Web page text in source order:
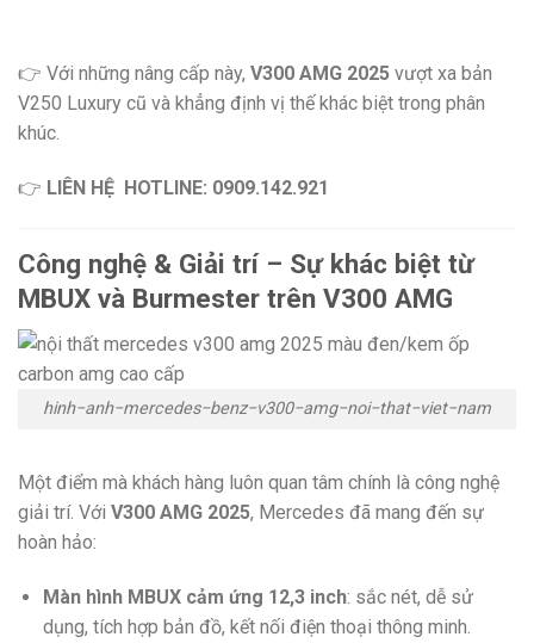
👉 Với những nâng cấp này, V300 AMG 2025 vượt xa bản
V250 Luxury cũ và khẳng định vị thế khác biệt trong phân
khúc.
👉 LIÊN HỆ HOTLINE: 0909.142.921
Công nghệ & Giải trí – Sự khác biệt từ
MBUX và Burmester trên V300 AMG
hinh−anh−mercedes−benz−v300−amg−noi−that−viet−nam
Một điểm mà khách hàng luôn quan tâm chính là công nghệ
giải trí. Với V300 AMG 2025, Mercedes đã mang đến sự
hoàn hảo:
Màn hình MBUX cảm ứng 12,3 inch: sắc nét, dễ sử
dụng, tích hợp bản đồ, kết nối điện thoại thông minh.